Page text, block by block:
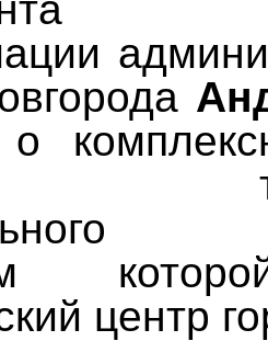
о
центр